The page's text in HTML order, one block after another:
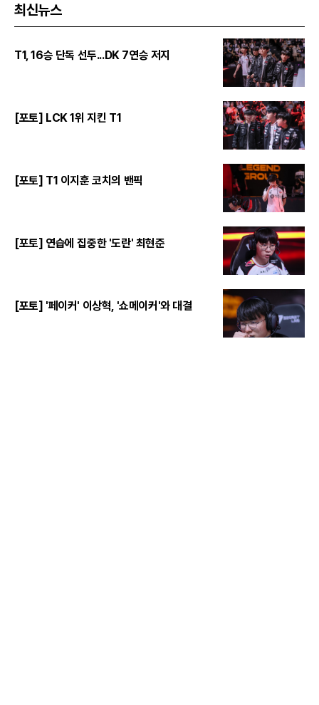
최신뉴스
T1, 16승 단독 선두...DK 7연승 저지
[포토] LCK 1위 지킨 T1
[포토] T1 이지훈 코치의 밴픽
[포토] 연습에 집중한 '도란' 최현준
[포토] '페이커' 이상혁, '쇼메이커'와 대결